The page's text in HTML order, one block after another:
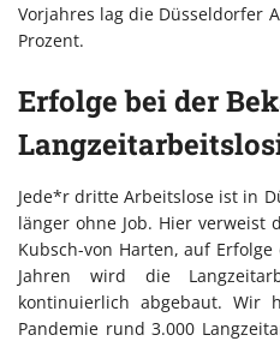
Vorjahres lag die Düsseldorfer
Prozent.
Erfolge bei der
Jede*r dritte Arbeitslose ist in
länger ohne Job. Hier verweist
Kubsch-von Harten, auf
Jahren wird die
kontinuierlich abgebaut. Wir
Pandemie rund 3.000